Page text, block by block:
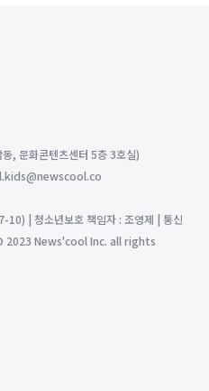
, 문화콘텐츠센터 5층 3호실)
| 청소년보호 책임자 : 조영제 | 통신
2023 News'cool Inc. all rights